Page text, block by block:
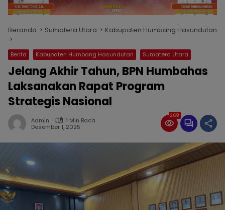
Beranda Sumatera Utara Kabupaten Humbang Hasundutan
Berita Kabupaten Humbang Hasundutan Sumatera Utara
Jelang Akhir Tahun, BPN Humbahas
Laksanakan Rapat Program
Strategis Nasional
Admin
1 Min Baca
Desember 1, 2025
269